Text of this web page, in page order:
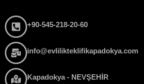
+90-545-218-20-60
info@evlilikteklifikapadokya.com
Kapadokya - NEVŞEHİR